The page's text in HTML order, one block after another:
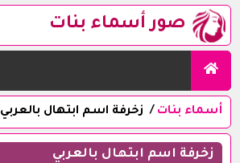
صور أسماء بنات
أسماء بنات زخرفة اسم ابتهال بالعربي
زخرفة اسم ابتهال بالعربي